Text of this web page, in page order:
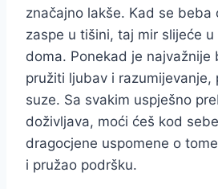
značajno lakše. Kad se beba
zaspe u tišini, taj mir slijeće
doma. Ponekad je najvažnije
pružiti ljubav i razumijevanje,
suze. Sa svakim uspješno
doživljava, moći ćeš kod
dragocjene uspomene o
i pružao podršku.